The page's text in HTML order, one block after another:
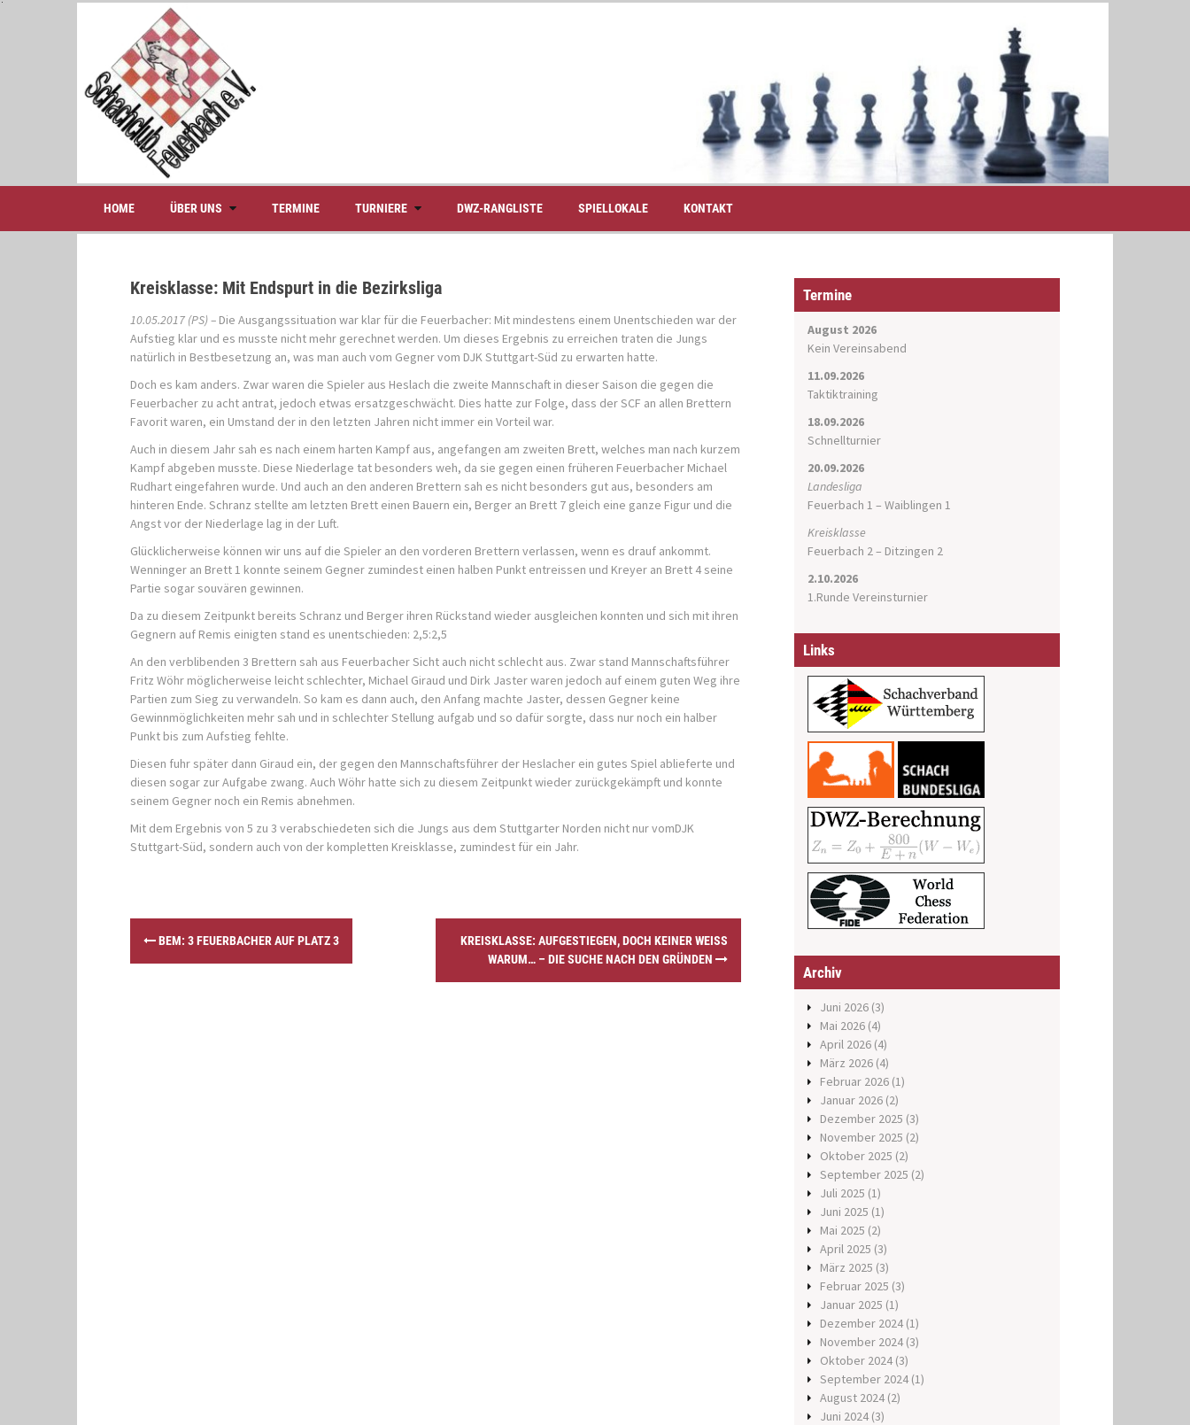
S
t
HOME ÜBER UNS TERMINE TURNIERE DWZ-RANGLISTE SPIELLOKALE KONTAKT
Kreisklasse: Mit Endspurt in die Bezirksliga
10.05.2017 (PS) – Die Ausgangssituation war klar für die Feuerbacher: Mit mindestens einem Unentschieden war der
Aufstieg klar und es musste nicht mehr gerechnet werden. Um dieses Ergebnis zu erreichen traten die Jungs
natürlich in Bestbesetzung an, was man auch vom Gegner vom DJK Stuttgart-Süd zu erwarten hatte.
Doch es kam anders. Zwar waren die Spieler aus Heslach die zweite Mannschaft in dieser Saison die gegen die
Feuerbacher zu acht antrat, jedoch etwas ersatzgeschwächt. Dies hatte zur Folge, dass der SCF an allen Brettern
Favorit waren, ein Umstand der in den letzten Jahren nicht immer ein Vorteil war.
Auch in diesem Jahr sah es nach einem harten Kampf aus, angefangen am zweiten Brett, welches man nach kurzem
Kampf abgeben musste. Diese Niederlage tat besonders weh, da sie gegen einen früheren Feuerbacher Michael
Rudhart eingefahren wurde. Und auch an den anderen Brettern sah es nicht besonders gut aus, besonders am
hinteren Ende. Schranz stellte am letzten Brett einen Bauern ein, Berger an Brett 7 gleich eine ganze Figur und die
Angst vor der Niederlage lag in der Luft.
Glücklicherweise können wir uns auf die Spieler an den vorderen Brettern verlassen, wenn es drauf ankommt.
Wenninger an Brett 1 konnte seinem Gegner zumindest einen halben Punkt entreissen und Kreyer an Brett 4 seine
Partie sogar souvären gewinnen.
Da zu diesem Zeitpunkt bereits Schranz und Berger ihren Rückstand wieder ausgleichen konnten und sich mit ihren
Gegnern auf Remis einigten stand es unentschieden: 2,5:2,5
An den verblibenden 3 Brettern sah aus Feuerbacher Sicht auch nicht schlecht aus. Zwar stand Mannschaftsführer
Fritz Wöhr möglicherweise leicht schlechter, Michael Giraud und Dirk Jaster waren jedoch auf einem guten Weg ihre
Partien zum Sieg zu verwandeln. So kam es dann auch, den Anfang machte Jaster, dessen Gegner keine
Gewinnmöglichkeiten mehr sah und in schlechter Stellung aufgab und so dafür sorgte, dass nur noch ein halber
Punkt bis zum Aufstieg fehlte.
Diesen fuhr später dann Giraud ein, der gegen den Mannschaftsführer der Heslacher ein gutes Spiel ablieferte und
diesen sogar zur Aufgabe zwang. Auch Wöhr hatte sich zu diesem Zeitpunkt wieder zurückgekämpft und konnte
seinem Gegner noch ein Remis abnehmen.
Mit dem Ergebnis von 5 zu 3 verabschiedeten sich die Jungs aus dem Stuttgarter Norden nicht nur vomDJK
Stuttgart-Süd, sondern auch von der kompletten Kreisklasse, zumindest für ein Jahr.
s
BEM: 3 FEUERBACHER AUF PLATZ 3
KREISKLASSE: AUFGESTIEGEN, DOCH KEINER WEISS W
ARUM… – DIE SUCHE NACH DEN GRÜNDEN
Termine
August 2026
Kein Vereinsabend
11.09.2026
Taktiktraining
18.09.2026
Schnellturnier
20.09.2026
Landesliga
Feuerbach 1 – Waiblingen 1
Kreisklasse
Feuerbach 2 – Ditzingen 2
2.10.2026
1.Runde Vereinsturnier
Links
Archiv
Juni 2026 (3)
Mai 2026 (4)
April 2026 (4)
März 2026 (4)
Februar 2026 (1)
Januar 2026 (2)
Dezember 2025 (3)
November 2025 (2)
Oktober 2025 (2)
September 2025 (2)
Juli 2025 (1)
Juni 2025 (1)
Mai 2025 (2)
April 2025 (3)
März 2025 (3)
Februar 2025 (3)
Januar 2025 (1)
Dezember 2024 (1)
November 2024 (3)
Oktober 2024 (3)
September 2024 (1)
August 2024 (2)
Juni 2024 (3)